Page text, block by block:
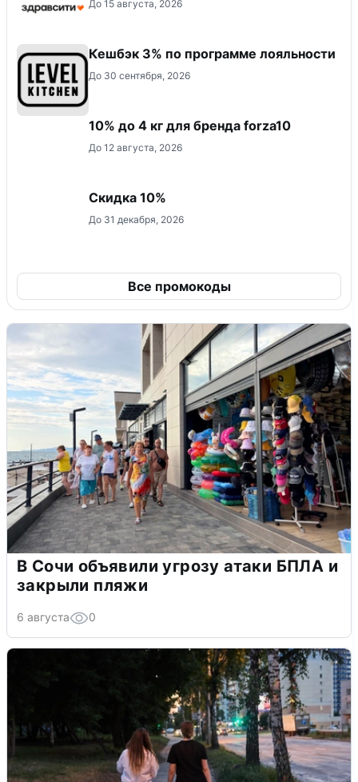
До 15 августа, 2026
Кешбэк 3% по программе лояльности
До 30 сентября, 2026
10% до 4 кг для бренда forza10
До 12 августа, 2026
Скидка 10%
До 31 декабря, 2026
Все промокоды
В Сочи объявили угрозу атаки БПЛА и
закрыли пляжи
6 августа 0